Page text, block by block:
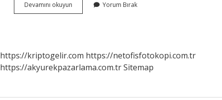
Devamını okuyun
Nedir
Yorum Bırak
https://kriptogelir.com https://netofisfotokopi.com.tr
https://akyurekpazarlama.com.trSitemap